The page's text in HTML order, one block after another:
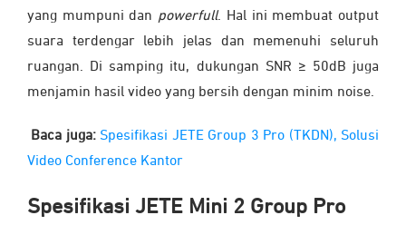
yang mumpuni dan powerfull. Hal ini membuat output
suara terdengar lebih jelas dan memenuhi seluruh
ruangan. Di samping itu, dukungan SNR ≥ 50dB juga
menjamin hasil video yang bersih dengan minim noise.
Baca juga: Spesifikasi JETE Group 3 Pro (TKDN), Solusi
Video Conference Kantor
Spesifikasi JETE Mini 2 Group Pro